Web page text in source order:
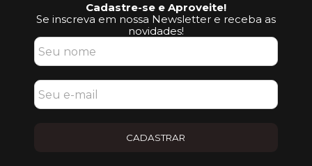
Cadastre-se e Aproveite!
Se inscreva em nossa Newsletter e receba as
novidades!
CADASTRAR